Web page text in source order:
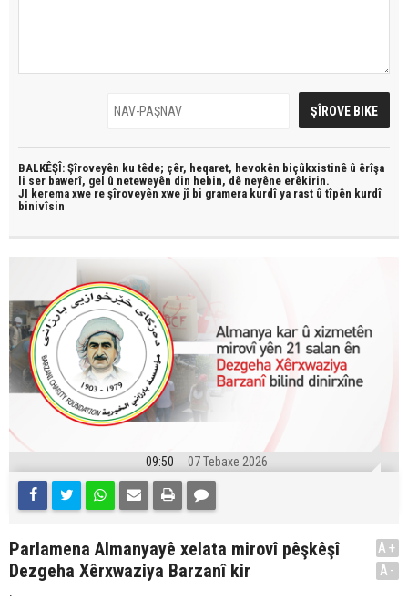
BALKÊŞÎ: Şîroveyên ku têde; çêr, heqaret, hevokên biçûkxistinê û êrîşa
li ser bawerî, gel û neteweyên din hebin, dê neyêne erêkirin.
JI kerema xwe re şîroveyên xwe jî bi gramera kurdî ya rast û tîpên kurdî
binivîsin
09:50 07 Tebaxe 2026
Parlamena Almanyayê xelata mirovî pêşkêşî
Dezgeha Xêrxwaziya Barzanî kir
.
A+
A-